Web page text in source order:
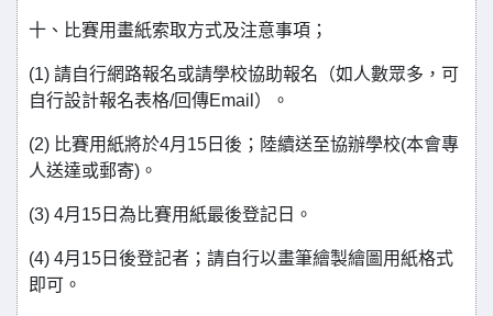
十、比賽用畫紙索取方式及注意事項；
(1) 請自行網路報名或請學校協助報名（如人數眾多，可
自行設計報名表格/回傳Email）。
(2) 比賽用紙將於4月15日後；陸續送至協辦學校(本會專
人送達或郵寄)。
(3) 4月15日為比賽用紙最後登記日。
(4) 4月15日後登記者；請自行以畫筆繪製繪圖用紙格式
即可。